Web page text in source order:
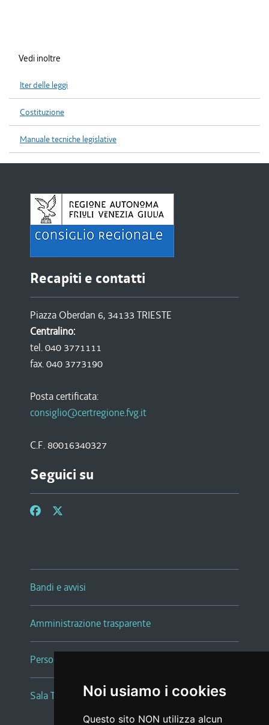
Noi usiamo i cookies
Questo sito NON utilizza alcun
Vedi inoltre
Iter delle leggi
Costituzione
Manuale tecniche legislative
Recapiti e contatti
Piazza Oberdan 6, 34133 TRIESTE
Centralino:
tel. 040 3771111
fax. 040 3773190
Posta certificata:
consiglio@certregione.fvg.it
C.F. 80016340327
Seguici su
Bandi e avvisi
Amministrazione trasparente
Persone e Uffici
Sala Tiziano Tessitori